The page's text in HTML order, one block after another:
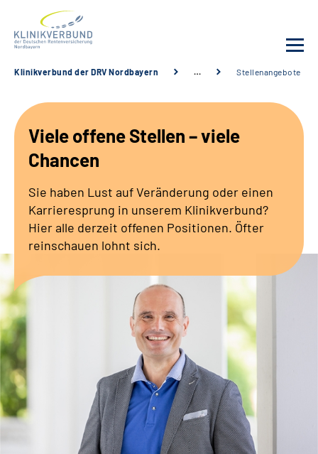
Behandlungsangebot
Karriere
Erweiterte Suche
Klinikverbund der DRV Nordbayern … Stellenangebote
Viele offene Stellen – viele
Chancen
Sie haben Lust auf Veränderung oder einen
Karrieresprung in unserem Klinikverbund?
Hier alle derzeit offenen Positionen. Öfter
reinschauen lohnt sich.